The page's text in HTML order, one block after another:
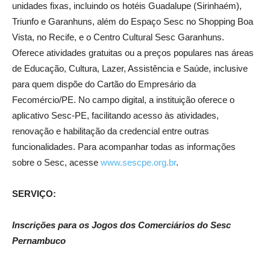
unidades fixas, incluindo os hotéis Guadalupe (Sirinhaém),
Triunfo e Garanhuns, além do Espaço Sesc no Shopping Boa
Vista, no Recife, e o Centro Cultural Sesc Garanhuns.
Oferece atividades gratuitas ou a preços populares nas áreas
de Educação, Cultura, Lazer, Assistência e Saúde, inclusive
para quem dispõe do Cartão do Empresário da
Fecomércio/PE. No campo digital, a instituição oferece o
aplicativo Sesc-PE, facilitando acesso às atividades,
renovação e habilitação da credencial entre outras
funcionalidades. Para acompanhar todas as informações
sobre o Sesc, acesse www.sescpe.org.br.
SERVIÇO:
Inscrições para os Jogos dos Comerciários do Sesc
Pernambuco